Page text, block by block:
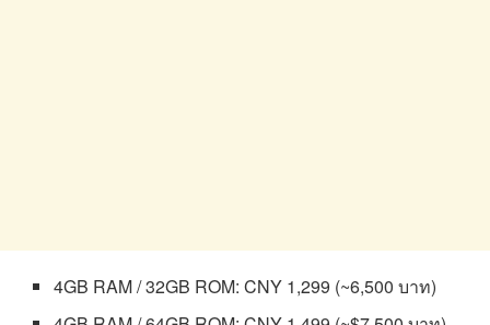
4GB RAM / 32GB ROM: CNY 1,299 (~6,500 บาท)